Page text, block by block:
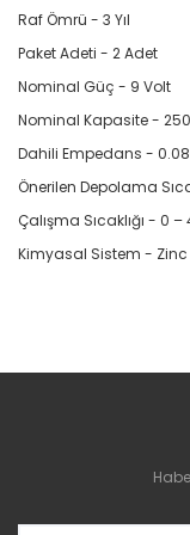
Raf Ömrü - 3 Yıl
Paket Adeti - 2 Adet
Nominal Güç - 9 Volt
Nominal Kapasite -
Dahili Empedans -
Önerilen Depolama
Çalışma Sıcaklığı - 0 –
Kimyasal Sistem - Zinc
Görüş ve önerileriniz
Ürün resmi
Ürün